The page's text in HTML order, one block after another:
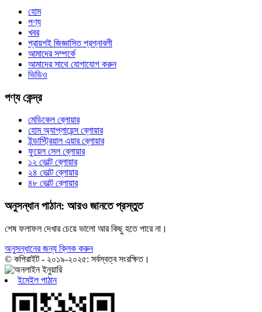
হোম
পণ্য
খবর
প্রায়শই জিজ্ঞাসিত প্রশ্নাবলী
আমাদের সম্পর্কে
আমাদের সাথে যোগাযোগ করুন
ভিডিও
পণ্য কেন্দ্র
মেডিকেল ব্লোয়ার
হোম অ্যাপ্লায়েন্স ব্লোয়ার
ইন্ডাস্ট্রিয়াল এয়ার ব্লোয়ার
ফুয়েল সেল ব্লোয়ার
১২ ভোল্ট ব্লোয়ার
২৪ ভোল্ট ব্লোয়ার
৪৮ ভোল্ট ব্লোয়ার
অনুসন্ধান পাঠান: আরও জানতে প্রস্তুত
শেষ ফলাফল দেখার চেয়ে ভালো আর কিছু হতে পারে না।
অনুসন্ধানের জন্য ক্লিক করুন
© কপিরাইট - ২০১৯-২০২৫: সর্বস্বত্ব সংরক্ষিত।
ইমেইল পাঠান